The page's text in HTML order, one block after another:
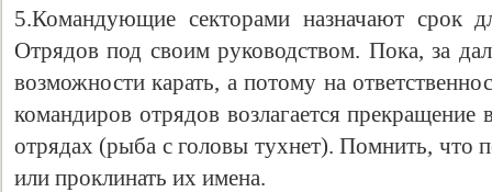
5.Командующие секторами назначают срок
Отрядов под своим руководством. Пока, за
возможности карать, а потому на
командиров отрядов возлагается прекращение
отрядах (рыба с головы тухнет). Помнить, что
или проклинать их имена.